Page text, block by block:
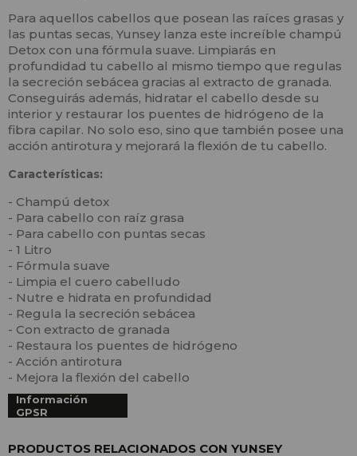
Para aquellos cabellos que posean las raíces grasas y
las puntas secas, Yunsey lanza este increíble champú
Detox con una fórmula suave. Limpiarás en
profundidad tu cabello al mismo tiempo que regulas
la secreción sebácea gracias al extracto de granada.
Conseguirás además, hidratar el cabello desde su
interior y restaurar los puentes de hidrógeno de la
fibra capilar. No solo eso, sino que también posee una
acción antirotura y mejorará la flexión de tu cabello.
Características:
- Champú detox
- Para cabello con raíz grasa
- Para cabello con puntas secas
- 1 Litro
- Fórmula suave
- Limpia el cuero cabelludo
- Nutre e hidrata en profundidad
- Regula la secreción sebácea
- Con extracto de granada
- Restaura los puentes de hidrógeno
- Acción antirotura
- Mejora la flexión del cabello
Información
GPSR
PRODUCTOS RELACIONADOS CON YUNSEY